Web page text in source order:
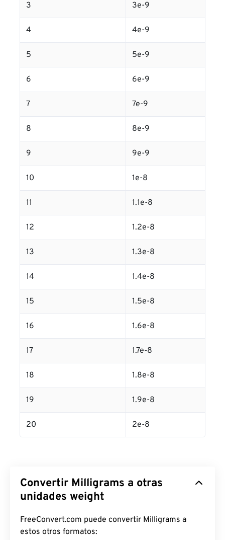
3 3e-9
4 4e-9
5 5e-9
6 6e-9
7 7e-9
8 8e-9
9 9e-9
10 1e-8
11 1.1e-8
12 1.2e-8
13 1.3e-8
14 1.4e-8
15 1.5e-8
16 1.6e-8
17 1.7e-8
18 1.8e-8
19 1.9e-8
20 2e-8
Convertir Milligrams a otras
unidades weight
FreeConvert.com puede convertir Milligrams a
estos otros formatos: